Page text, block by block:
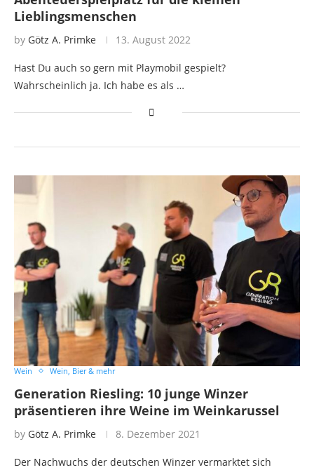
Lieblingsmenschen
by Götz A. Primke 13. August 2022
Hast Du auch so gern mit Playmobil gespielt?
Wahrscheinlich ja. Ich habe es als …
Wein Wein, Bier & mehr
Generation Riesling: 10 junge Winzer
präsentieren ihre Weine im Weinkarussel
by Götz A. Primke 8. Dezember 2021
Der Nachwuchs der deutschen Winzer vermarktet sich